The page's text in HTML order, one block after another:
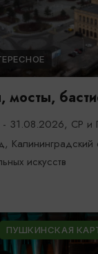
мосты,
31.08.2026, СР и
Калининградский
искусств
ПУШКИНСКАЯ